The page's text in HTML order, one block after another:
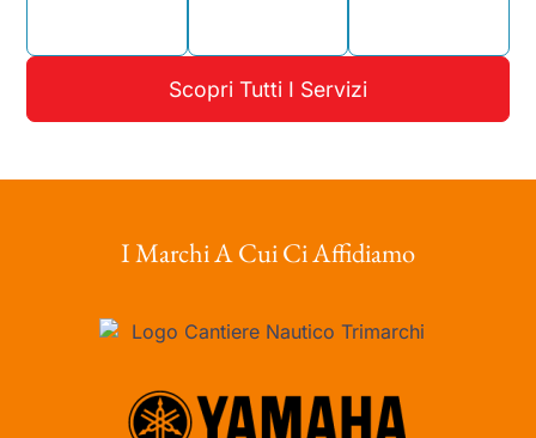
Scopri Tutti I Servizi
I Marchi A Cui Ci Affidiamo